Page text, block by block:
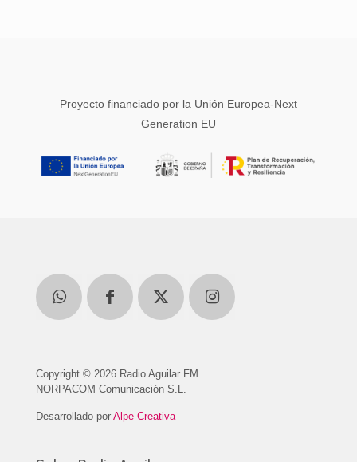
Proyecto financiado por la Unión Europea-Next
Generation EU
Copyright © 2026 Radio Aguilar FM
NORPACOM Comunicación S.L.
Desarrollado por Alpe Creativa